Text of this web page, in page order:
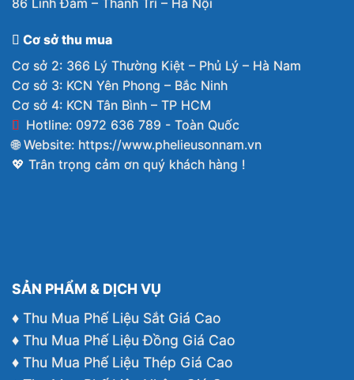
86 Linh Đàm – Thanh Trì – Hà Nội
Cơ sở thu mua
Cơ sở 2: 366 Lý Thường Kiệt – Phủ Lý – Hà Nam
Cơ sở 3: KCN Yên Phong – Bắc Ninh
Cơ sở 4: KCN Tân Bình – TP HCM
Hotline: 0972 636 789 - Toàn Quốc
🌐 Website: https://www.phelieusonnam.vn
💖 Trân trọng cảm ơn quý khách hàng !
SẢN PHẨM & DỊCH VỤ
♦ Thu Mua Phế Liệu Sắt Giá Cao
♦ Thu Mua Phế Liệu Đồng Giá Cao
♦ Thu Mua Phế Liệu Thép Giá Cao